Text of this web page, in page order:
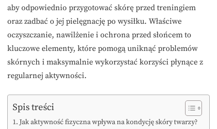
aby odpowiednio przygotować skórę przed treningiem
oraz zadbać o jej pielęgnację po wysiłku. Właściwe
oczyszczanie, nawilżenie i ochrona przed słońcem to
kluczowe elementy, które pomogą uniknąć problemów
skórnych i maksymalnie wykorzystać korzyści płynące z
regularnej aktywności.
Spis treści
Jak aktywność fizyczna wpływa na kondycję skóry twarzy?